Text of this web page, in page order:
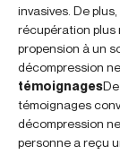
invasives. De
récupération plus
propension à un
décompression
témoignages
témoignages
décompression
personne a reçu